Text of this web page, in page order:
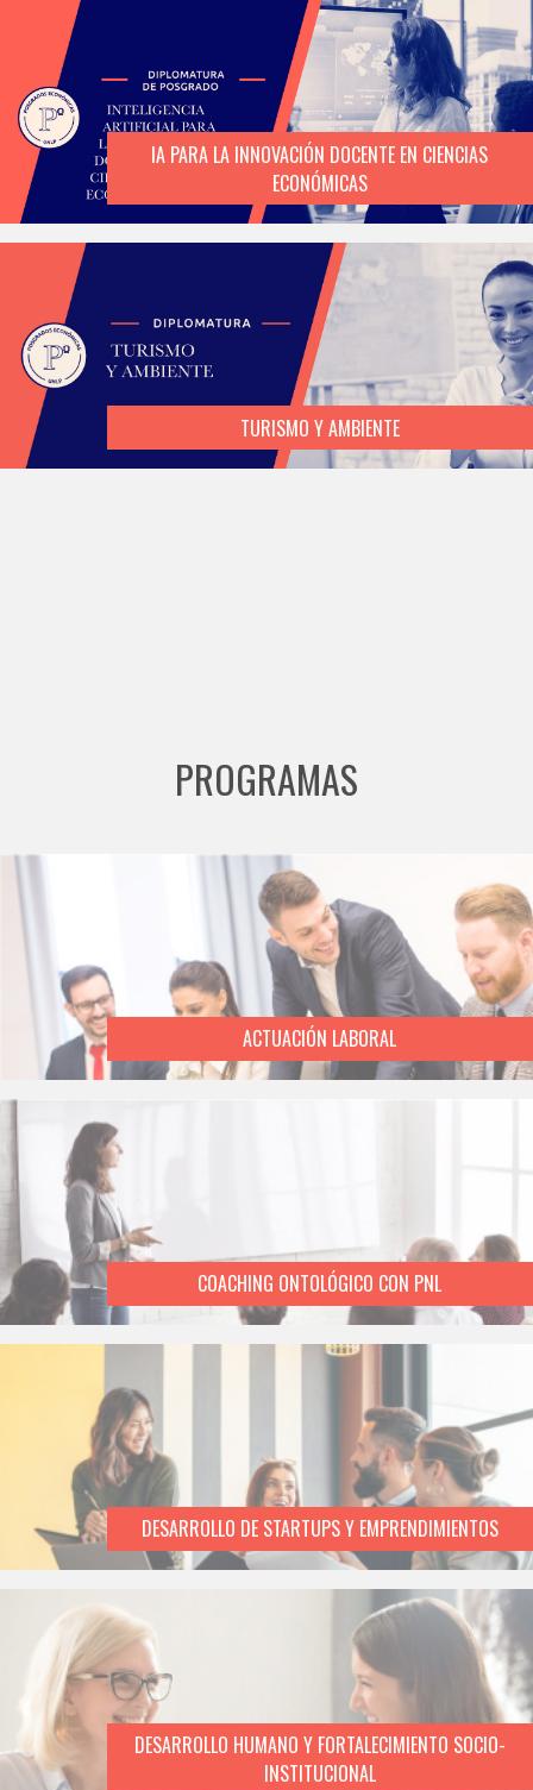
IA PARA LA INNOVACIÓN DOCENTE EN CIENCIAS
ECONÓMICAS
TURISMO Y AMBIENTE
PROGRAMAS
ACTUACIÓN LABORAL
COACHING ONTOLÓGICO CON PNL
DESARROLLO DE STARTUPS Y EMPRENDIMIENTOS
DESARROLLO HUMANO Y FORTALECIMIENTO SOCIO-
INSTITUCIONAL